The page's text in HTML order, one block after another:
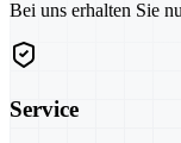
Bei uns erhalten Sie
Service